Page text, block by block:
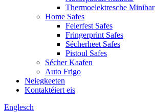
Thermoelektresche Minibar
Home Safes
Feierfest Safes
Fringerprint Safes
Sécherheet Safes
Pistoul Safes
Sécher Kaafen
Auto Frigo
Neiegkeeten
Kontaktéiert eis
Englesch